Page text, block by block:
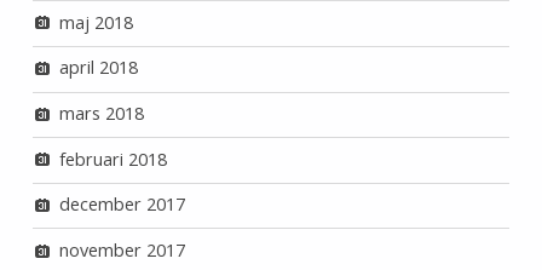
maj 2018
april 2018
mars 2018
februari 2018
december 2017
november 2017